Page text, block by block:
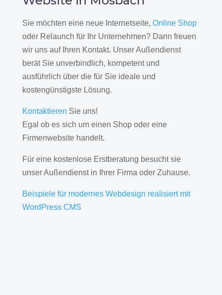
Sie möchten eine neue Internetseite, Online Shop
oder Relaunch für Ihr Unternehmen? Dann freuen
wir uns auf Ihren Kontakt. Unser Außendienst
berät Sie unverbindlich, kompetent und
ausführlich über die für Sie ideale und
kostengünstigste Lösung.
Kontaktieren Sie uns!
Egal ob es sich um einen Shop oder eine
Firmenwebsite handelt.
Für eine kostenlose Erstberatung besucht sie
unser Außendienst in Ihrer Firma oder Zuhause.
Beispiele für modernes Webdesign realisiert mit
WordPress CMS